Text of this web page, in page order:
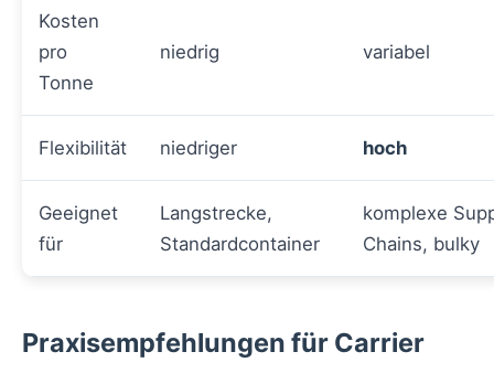
Kosten
pro
Tonne
niedrig variabel
Flexibilität niedriger hoch
Geeignet
für
Langstrecke,
Standardcontainer
komplexe
Chains, bulky
Praxisempfehlungen für Carrier